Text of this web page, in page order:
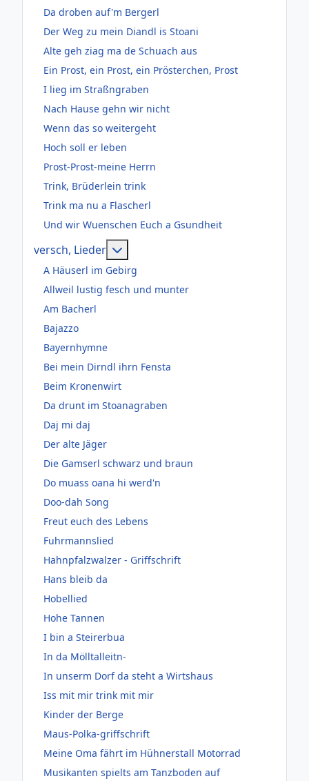
Da droben auf'm Bergerl
Der Weg zu mein Diandl is Stoani
Alte geh ziag ma de Schuach aus
Ein Prost, ein Prost, ein Prösterchen, Prost
I lieg im Straßngraben
Nach Hause gehn wir nicht
Wenn das so weitergeht
Hoch soll er leben
Prost-Prost-meine Herrn
Trink, Brüderlein trink
Trink ma nu a Flascherl
Und wir Wuenschen Euch a Gsundheit
versch, Lieder
A Häuserl im Gebirg
Allweil lustig fesch und munter
Am Bacherl
Bajazzo
Bayernhymne
Bei mein Dirndl ihrn Fensta
Beim Kronenwirt
Da drunt im Stoanagraben
Daj mi daj
Der alte Jäger
Die Gamserl schwarz und braun
Do muass oana hi werd'n
Doo-dah Song
Freut euch des Lebens
Fuhrmannslied
Hahnpfalzwalzer - Griffschrift
Hans bleib da
Hobellied
Hohe Tannen
I bin a Steirerbua
In da Mölltalleitn-
In unserm Dorf da steht a Wirtshaus
Iss mit mir trink mit mir
Kinder der Berge
Maus-Polka-griffschrift
Meine Oma fährt im Hühnerstall Motorrad
Musikanten spielts am Tanzboden auf